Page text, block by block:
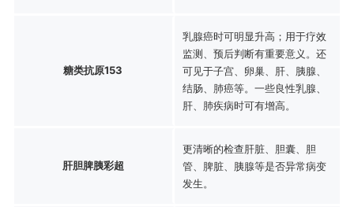
糖类抗原153
乳腺癌时可明显升高；用于疗效
监测、预后判断有重要意义。还
可见于子宫、卵巢、肝、胰腺、
结肠、肺癌等。一些良性乳腺、
肝、肺疾病时可有增高。
肝胆脾胰彩超
更清晰的检查肝脏、胆囊、胆
管、脾脏、胰腺等是否异常病变
发生。